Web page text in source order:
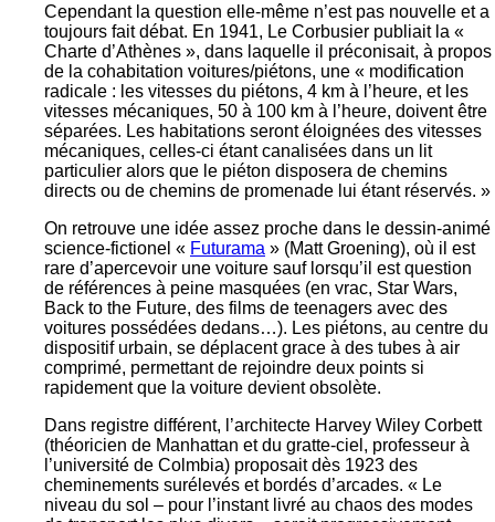
Cependant la question elle-même n’est pas nouvelle et a
toujours fait débat. En 1941, Le Corbusier publiait la «
Charte d’Athènes », dans laquelle il préconisait, à propos
de la cohabitation voitures/piétons, une « modification
radicale : les vitesses du piétons, 4 km à l’heure, et les
vitesses mécaniques, 50 à 100 km à l’heure, doivent être
séparées. Les habitations seront éloignées des vitesses
mécaniques, celles-ci étant canalisées dans un lit
particulier alors que le piéton disposera de chemins
directs ou de chemins de promenade lui étant réservés. »
On retrouve une idée assez proche dans le dessin-animé
science-fictionel « Futurama » (Matt Groening), où il est
rare d’apercevoir une voiture sauf lorsqu’il est question
de références à peine masquées (en vrac, Star Wars,
Back to the Future, des films de teenagers avec des
voitures possédées dedans…). Les piétons, au centre du
dispositif urbain, se déplacent grace à des tubes à air
comprimé, permettant de rejoindre deux points si
rapidement que la voiture devient obsolète.
Dans registre différent, l’architecte Harvey Wiley Corbett
(théoricien de Manhattan et du gratte-ciel, professeur à
l’université de Colmbia) proposait dès 1923 des
cheminements surélevés et bordés d’arcades. « Le
niveau du sol – pour l’instant livré au chaos des modes